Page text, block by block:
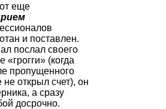
еще
и поставлен.
послал своего
«грогги» (когда
пропущенного
открыл счет), он
а сразу
досрочно.